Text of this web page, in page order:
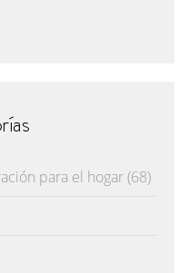
para el hogar(68)